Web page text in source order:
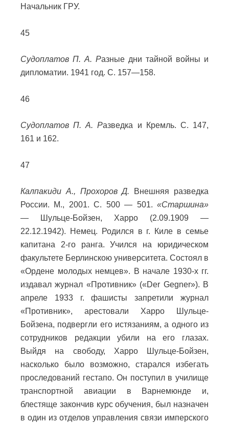
Начальник ГРУ.
45
Судоплатов П. А. Разные дни тайной войны и
дипломатии. 1941 год. С. 157—158.
46
Судоплатов П. А. Разведка и Кремль. С. 147,
161 и 162.
47
Калпакиди А., Прохоров Д. Внешняя разведка
России. М., 2001. С. 500— 501.«Старшина»
— Шульце-Бойзен, Харро (2.09.1909 —
22.12.1942). Немец. Родился в г. Киле в семье
капитана 2-го ранга. Учился на юридическом
факультете Берлинскою университета. Состоял в
«Ордене молодых немцев». В начале 1930-х гг.
издавал журнал «Противник» («Der Gegner»). В
апреле 1933 г. фашисты запретили журнал
«Противник», арестовали Харро Шульце-
Бойзена, подвергли его истязаниям, а одного из
сотрудников редакции убили на его глазах.
Выйдя на свободу, Харро Шульце-Бойзен,
насколько было возможно, старался избегать
проследований гестапо. Он поступил в училище
транспортной авиации в Варнемюнде и,
блестяще закончив курс обучения, был назначен
в один из отделов управления связи имперского